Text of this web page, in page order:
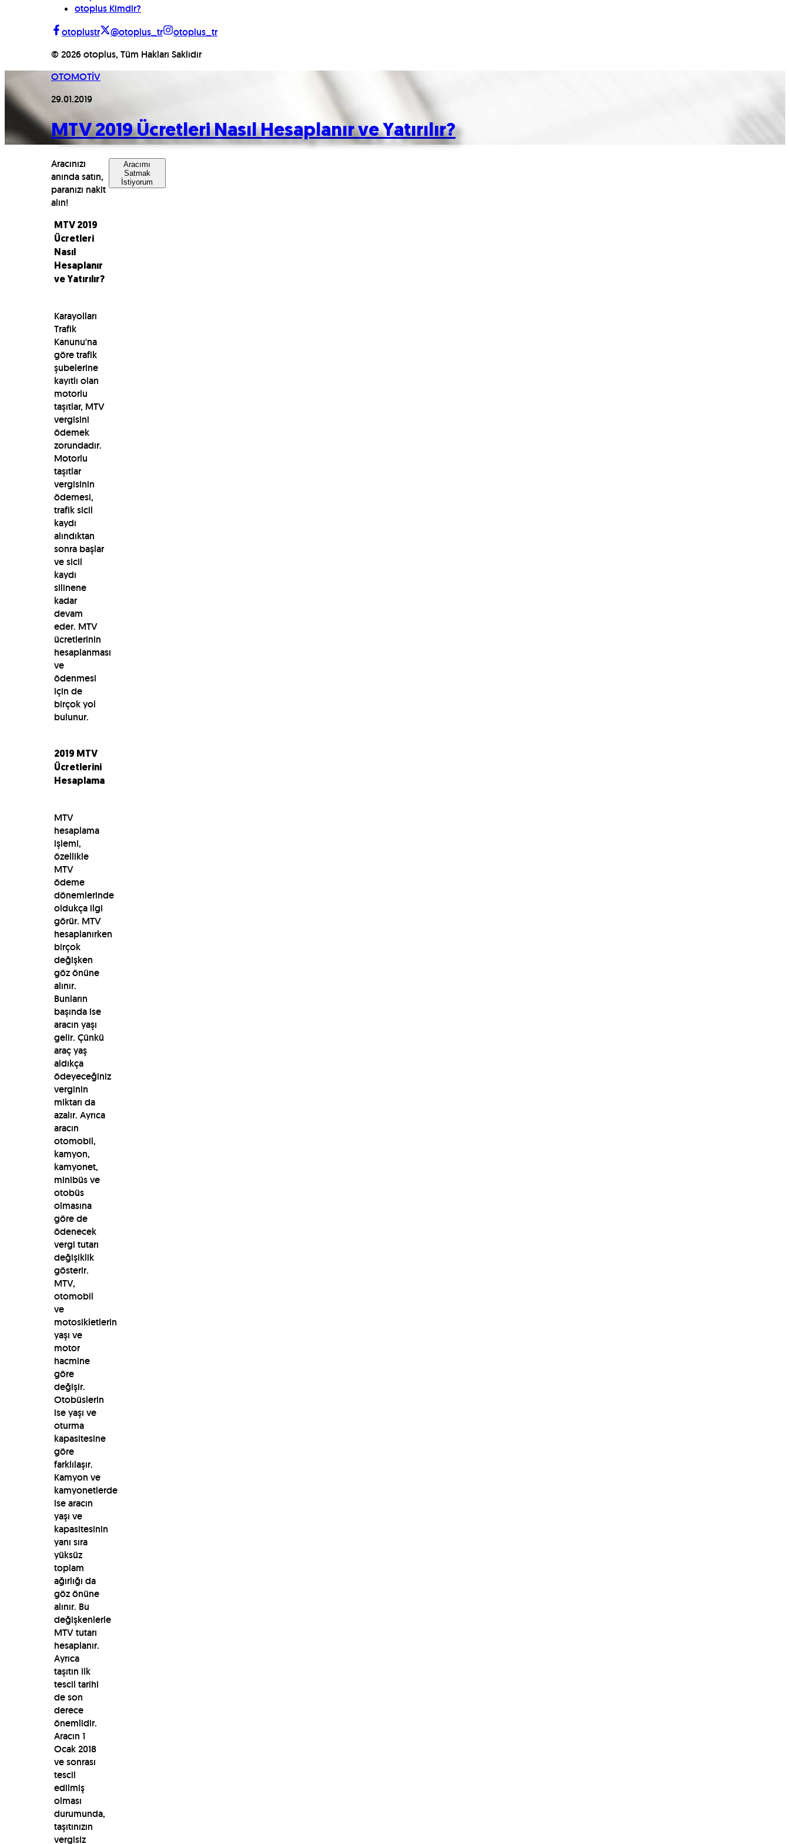
otoplus Kimdir?
otoplustr
@otoplus_tr
otoplus_tr
© 2026 otoplus, Tüm Hakları Saklıdır
OTOMOTİV
29.01.2019
MTV 2019 Ücretleri Nasıl Hesaplanır ve Yatırılır?
Aracınızı
anında satın,
paranızı nakit
alın!
Aracımı
Satmak
İstiyorum
MTV 2019
Ücretleri
Nasıl
Hesaplanır
ve Yatırılır?
Karayolları
Trafik
Kanunu'na
göre trafik
şubelerine
kayıtlı olan
motorlu
taşıtlar, MTV
vergisini
ödemek
zorundadır.
Motorlu
taşıtlar
vergisinin
ödemesi,
trafik sicil
kaydı
alındıktan
sonra başlar
ve sicil
kaydı
silinene
kadar
devam
eder. MTV
ücretlerinin
hesaplanması
ve
ödenmesi
için de
birçok yol
bulunur.
2019 MTV
Ücretlerini
Hesaplama
MTV
hesaplama
işlemi,
özellikle
MTV
ödeme
dönemlerinde
oldukça ilgi
görür. MTV
hesaplanırken
birçok
değişken
göz önüne
alınır.
Bunların
başında ise
aracın yaşı
gelir. Çünkü
araç yaş
aldıkça
ödeyeceğiniz
verginin
miktarı da
azalır. Ayrıca
aracın
otomobil,
kamyon,
kamyonet,
minibüs ve
otobüs
olmasına
göre de
ödenecek
vergi tutarı
değişiklik
gösterir.
MTV,
otomobil
ve
motosikletlerin
yaşı ve
motor
hacmine
göre
değişir.
Otobüslerin
ise yaşı ve
oturma
kapasitesine
göre
farklılaşır.
Kamyon ve
kamyonetlerde
ise aracın
yaşı ve
kapasitesinin
yanı sıra
yüksüz
toplam
ağırlığı da
göz önüne
alınır. Bu
değişkenlerle
MTV tutarı
hesaplanır.
Ayrıca
taşıtın ilk
tescil tarihi
de son
derece
önemlidir.
Aracın 1
Ocak 2018
ve sonrası
tescil
edilmiş
olması
durumunda,
taşıtınızın
vergisiz